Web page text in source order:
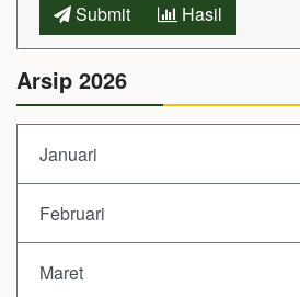
Submit Hasil
Arsip 2026
Januari
Februari
Maret